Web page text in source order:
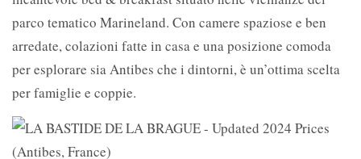
parco tematico Marineland. Con camere spaziose e ben
arredate, colazioni fatte in casa e una posizione comoda
per esplorare sia Antibes che i dintorni, è un’ottima scelta
per famiglie e coppie.